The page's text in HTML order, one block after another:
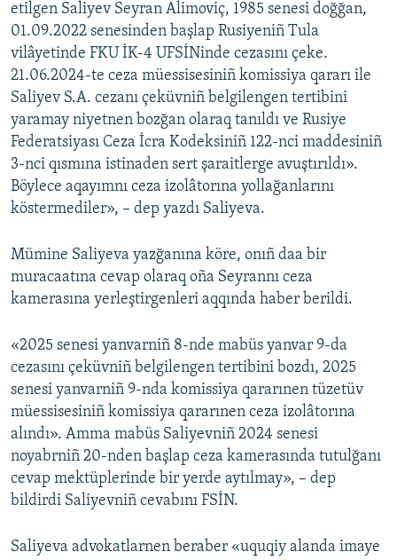
etilgen Saliyev Seyran Alimoviç, 1985 senesi doğğan,
01.09.2022 senesinden başlap Rusiyeniñ Tula
vilâyetinde FKU İK-4 UFSİNinde cezasını çeke.
21.06.2024-te ceza müessisesiniñ komissiya qararı ile
Saliyev S.A. cezanı çeküvniñ belgilengen tertibini
yaramay niyetnen bozğan olaraq tanıldı ve Rusiye
Federatsiyası Ceza İcra Kodeksiniñ 122-nci maddesiniñ
3-nci qısmına istinaden sert şaraitlerge avuştırıldı».
Böylece aqayımnı ceza izolâtorına yollağanlarını
köstermediler», – dep yazdı Saliyeva.
Mümine Saliyeva yazğanına köre, onıñ daa bir
muracaatına cevap olaraq oña Seyrannı ceza
kamerasına yerleştirgenleri aqqında haber berildi.
«2025 senesi yanvarniñ 8-nde mabüs yanvar 9-da
cezasını çeküvniñ belgilengen tertibini bozdı, 2025
senesi yanvarniñ 9-nda komissiya qararınen tüzetüv
müessisesiniñ komissiya qararınen ceza izolâtorına
alındı». Amma mabüs Saliyevniñ 2024 senesi
noyabrniñ 20-nden başlap ceza kamerasında tutulğanı
cevap mektüplerinde bir yerde aytılmay», – dep
bildirdi Saliyevniñ cevabını FSİN.
Saliyeva advokatlarnen beraber «uquqiy alanda imaye